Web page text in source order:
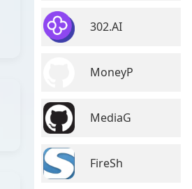
302.AI
MoneyP
MediaG
FireSh